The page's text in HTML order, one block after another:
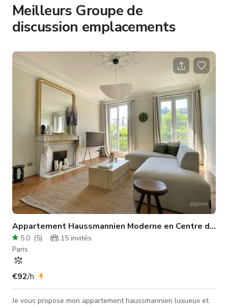
Meilleurs Groupe de
discussion emplacements
Appartement Haussmannien Moderne en Centre de Paris
5.0 (5) 15 invités
Paris
€92/h
Je vous propose mon appartement haussmannien luxueux et